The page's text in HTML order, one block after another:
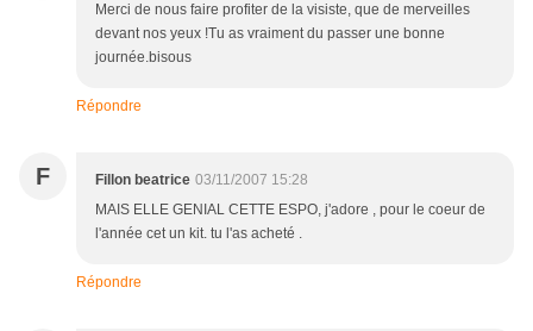
Merci de nous faire profiter de la visiste, que de merveilles
devant nos yeux !Tu as vraiment du passer une bonne
journée.bisous
Répondre
F Fillon beatrice 03/11/2007 15:28
MAIS ELLE GENIAL CETTE ESPO, j'adore , pour le coeur de
l'année cet un kit. tu l'as acheté .
Répondre